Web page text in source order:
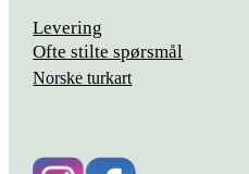
Levering
Ofte stilte spørsmål
Norske turkart